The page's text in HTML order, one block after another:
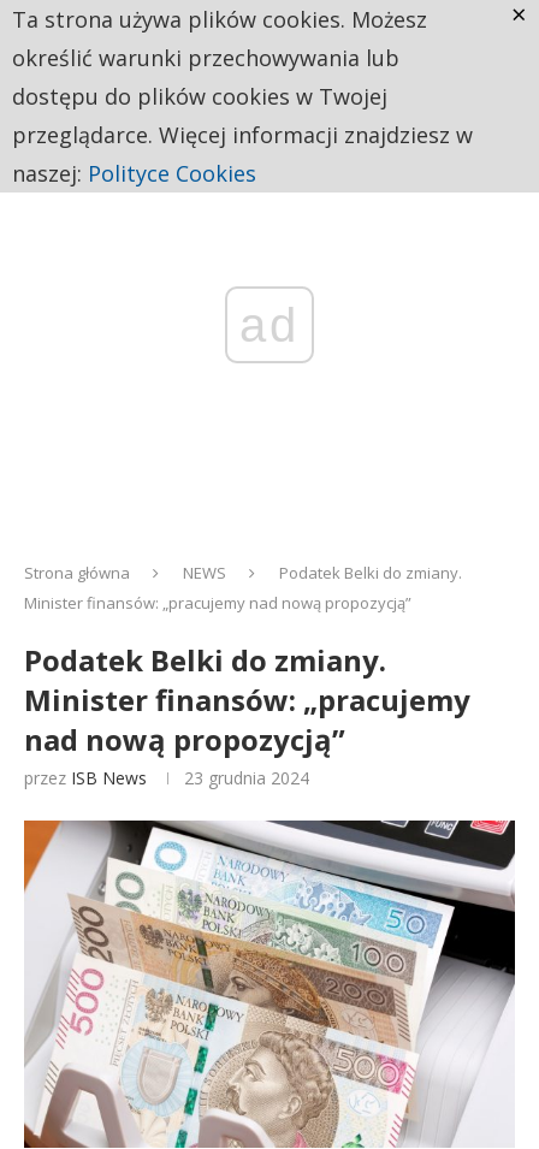
ad
Strona główna NEWS
Podatek Belki do zmiany.
Minister finansów: „pracujemy nad nową propozycją”
Podatek Belki do zmiany.
Minister finansów: „pracujemy
nad nową propozycją”
przez ISB News 23 grudnia 2024
Ta strona używa plików cookies. Możesz
określić warunki przechowywania lub
dostępu do plików cookies w Twojej
przeglądarce. Więcej informacji znajdziesz w
naszej: Polityce Cookies
×